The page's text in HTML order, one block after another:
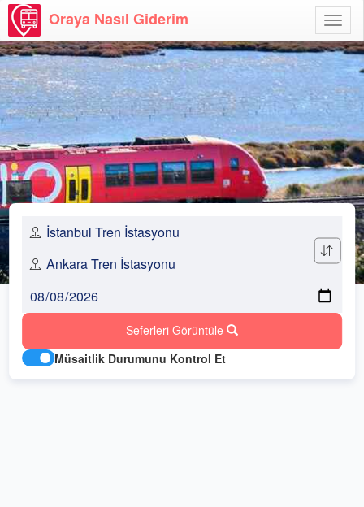
Aç
Oraya Nasıl Giderim
Seferleri Görüntüle
Müsaitlik Durumunu Kontrol Et